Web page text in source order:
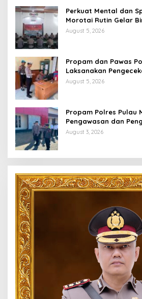
Perkuat Mental dan
Morotai Rutin Gelar
Personel Berintegritas
August 5, 2026
Propam dan Pawas
Laksanakan
Pastikan Masyarakat
August 5, 2026
Propam Polres Pulau
Pengawasan dan
Saat Apel Serah
August 3, 2026